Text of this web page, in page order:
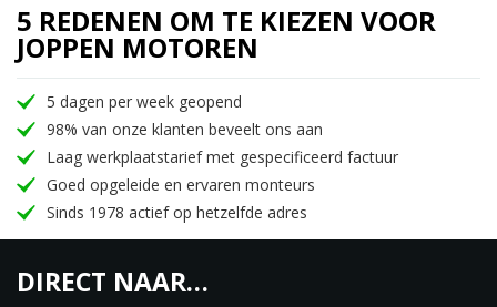
5 REDENEN OM TE KIEZEN VOOR
JOPPEN MOTOREN
5 dagen per week geopend
98% van onze klanten beveelt ons aan
Laag werkplaatstarief met gespecificeerd factuur
Goed opgeleide en ervaren monteurs
Sinds 1978 actief op hetzelfde adres
DIRECT NAAR…